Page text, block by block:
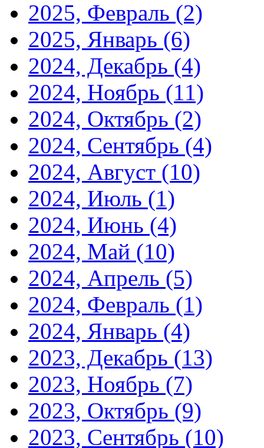
2025, Февраль (2)
2025, Январь (6)
2024, Декабрь (4)
2024, Ноябрь (11)
2024, Октябрь (2)
2024, Сентябрь (4)
2024, Август (10)
2024, Июль (1)
2024, Июнь (4)
2024, Май (10)
2024, Апрель (5)
2024, Февраль (1)
2024, Январь (4)
2023, Декабрь (13)
2023, Ноябрь (7)
2023, Октябрь (9)
2023, Сентябрь (10)